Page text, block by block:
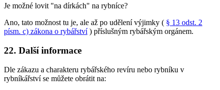
Je možné lovit "na dírkách" na rybníce?
Ano, tato možnost tu je, ale až po udělení výjimky ( § 13 odst. 2
písm. c) zákona o rybářství) příslušným rybářským orgánem.
22. Další informace
Dle zákazu a charakteru rybářského revíru nebo rybníku v
rybníkářství se můžete obrátit na: